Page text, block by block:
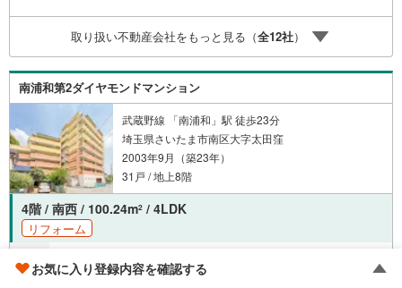
から家族みんなで参加もできます・お気軽にご相談下さい
～営業時間～9:30～18:30こちらのお時間でしたらお電話で
のお問合せがスムーズですお気軽にお問合せくださいご見
学を希望の方は「見学予約」ボタンより予約していただき
ますとスムーズですなおご見学は時間外でも対応できます
取り扱い不動産会社をもっと見る（全12社）
南浦和第2ダイヤモンドマンション
武蔵野線 「南浦和」駅 徒歩23分
埼玉県さいたま市南区大字太田窪
2003年9月（築23年）
31戸 / 地上8階
4階 / 南西 / 100.24m2 / 4LDK
リフォーム
4,680万円
お気に入り登録内容を確認する